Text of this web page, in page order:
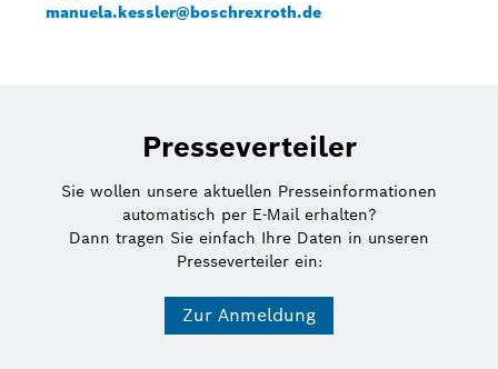
manuela.kessler@boschrexroth.de
Presseverteiler
Sie wollen unsere aktuellen Presseinformationen
automatisch per E-Mail erhalten?
Dann tragen Sie einfach Ihre Daten in unseren
Presseverteiler ein:
Zur Anmeldung